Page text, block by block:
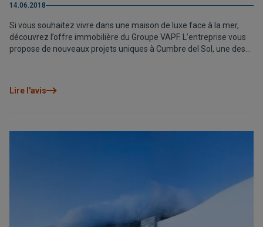
14.06.2018
Si vous souhaitez vivre dans une maison de luxe face à la mer,
découvrez l’offre immobilière du Groupe VAPF. L’entreprise vous
propose de nouveaux projets uniques à Cumbre del Sol, une des
vous le souhaitez.
Lire l'avis